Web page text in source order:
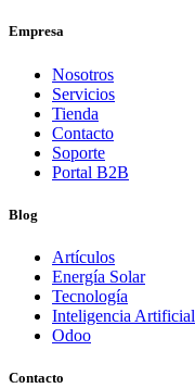
Empresa
Nosotros
Servicios
Tienda
Contacto
Soporte
Portal B2B
Blog
Artículos
Energía Solar
Tecnología
Inteligencia Artificial
Odoo
Contacto